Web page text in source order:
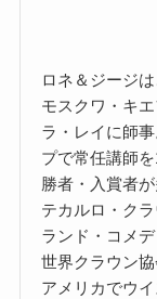
ロネ＆ジージ
モスクワ・キ
ラ・レイに師
プで常任講師
勝者・入賞者
テカルロ・ク
ランド・コメデ
世界クラウン
アメリカでウ